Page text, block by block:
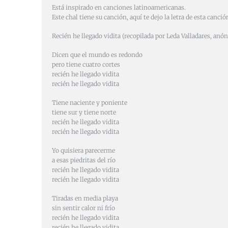
Está inspirado en canciones latinoamericanas.
Este chal tiene su canción, aquí te dejo la letra de esta
Recién he llegado vidita (recopilada por Leda Valladares,
Dicen que el mundo es redondo
pero tiene cuatro cortes
recién he llegado vidita
recién he llegado vidita
Tiene naciente y poniente
tiene sur y tiene norte
recién he llegado vidita
recién he llegado vidita
Yo quisiera parecerme
a esas piedritas del río
recién he llegado vidita
recién he llegado vidita
Tiradas en media playa
sin sentir calor ni frío
recién he llegado vidita